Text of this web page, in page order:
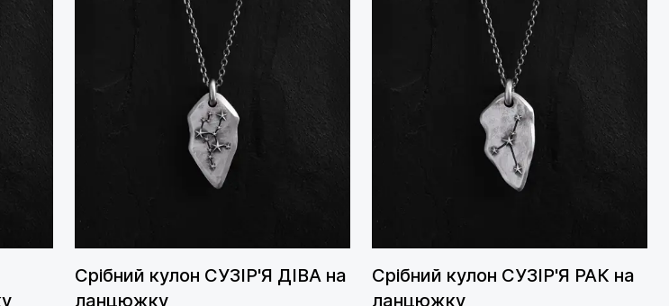
Срібний кулон СУЗІР'Я ДІВА на
ланцюжку
Срібний кулон СУЗІР'Я РАК на
ланцюжку